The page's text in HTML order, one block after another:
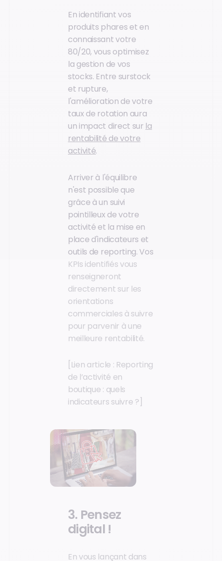
En identifiant vos
produits phares et en
connaissant votre
80/20, vous optimisez
la gestion de vos
stocks. Entre surstock
et rupture,
l'amélioration de votre
taux de rotation aura
un impact direct sur la
rentabilité de votre
activité.
Arriver à l'équilibre
n'est possible que
grâce à un suivi
pointilleux de votre
activité et la mise en
place d'indicateurs et
outils de reporting. Vos
KPIs identifiés vous
renseigneront
directement sur les
orientations
commerciales à suivre
pour parvenir à une
meilleure rentabilité.
[Lien article : Reporting
de l’activité en
boutique : quels
indicateurs suivre ?]
3. Pensez
digital !
En vous lançant dans